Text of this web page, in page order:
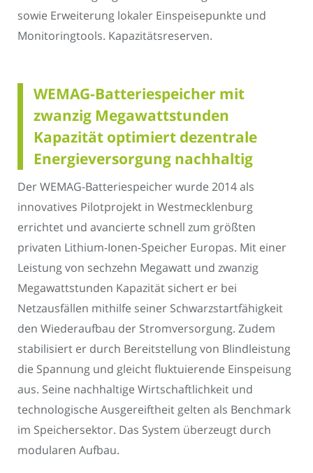
sowie Erweiterung lokaler Einspeisepunkte und
Monitoringtools. Kapazitätsreserven.
WEMAG-Batteriespeicher mit
zwanzig Megawattstunden
Kapazität optimiert dezentrale
Energieversorgung nachhaltig
Der WEMAG-Batteriespeicher wurde 2014 als
innovatives Pilotprojekt in Westmecklenburg
errichtet und avancierte schnell zum größten
privaten Lithium-Ionen-Speicher Europas. Mit einer
Leistung von sechzehn Megawatt und zwanzig
Megawattstunden Kapazität sichert er bei
Netzausfällen mithilfe seiner Schwarzstartfähigkeit
den Wiederaufbau der Stromversorgung. Zudem
stabilisiert er durch Bereitstellung von Blindleistung
die Spannung und gleicht fluktuierende Einspeisung
aus. Seine nachhaltige Wirtschaftlichkeit und
technologische Ausgereiftheit gelten als Benchmark
im Speichersektor. Das System überzeugt durch
modularen Aufbau.